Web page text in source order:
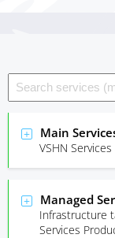
Main
VSHN
Managed
Infrastructure
Services